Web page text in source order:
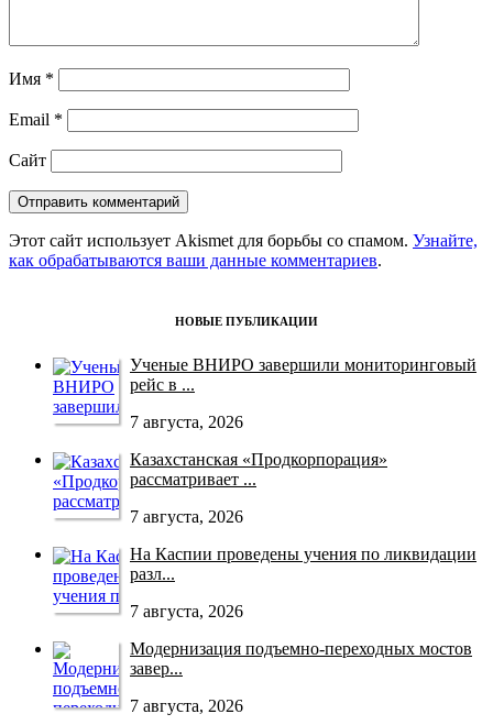
Имя *
Email *
Сайт
Этот сайт использует Akismet для борьбы со спамом. Узнайте,
как обрабатываются ваши данные комментариев.
НОВЫЕ ПУБЛИКАЦИИ
Ученые ВНИРО завершили мониторинговый
рейс в ...
7 августа, 2026
Казахстанская «Продкорпорация»
рассматривает ...
7 августа, 2026
На Каспии проведены учения по ликвидации
разл...
7 августа, 2026
Модернизация подъемно-переходных мостов
завер...
7 августа, 2026